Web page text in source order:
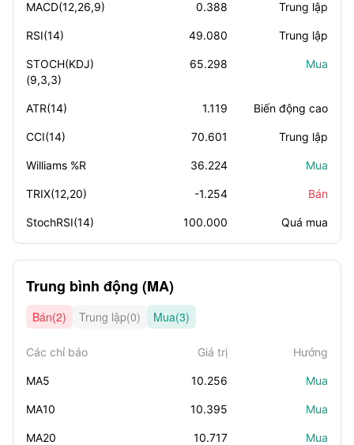
MACD(12,26,9) 0.388 Trung lập
RSI(14) 49.080 Trung lập
STOCH(KDJ)
(9,3,3)
65.298 Mua
ATR(14) 1.119 Biến động cao
CCI(14) 70.601 Trung lập
Williams %R 36.224 Mua
TRIX(12,20) -1.254 Bán
StochRSI(14) 100.000 Quá mua
Trung bình động (MA)
Bán(2) Trung lập(0) Mua(3)
Các chỉ báo Giá trị Hướng
MA5 10.256 Mua
MA10 10.395 Mua
MA20 10.717 Mua